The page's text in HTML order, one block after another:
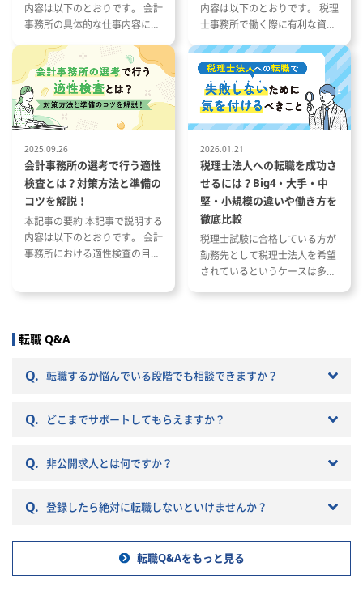
内容は以下のとおりです。 会計
事務所の具体的な仕事内容につ
繁忙期について 会計事務所で働
く際に役立つ資格や経験につい
て
内容は以下のとおりです。 税理
士事務所で働く際に有利な資格
内容と資格が与える影響 資格や
スキルを活かした税理士事務所
への転職成功事例
2025.09.26
会計事務所の選考で行う適性
検査とは？対策方法と準備の
コツを解説！
本記事の要約 本記事で説明する
内容は以下のとおりです。 会計
事務所における適性検査の目的
2026.01.21
税理士法人への転職を成功さ
せるには？Big4・大手・中
堅・小規模の違いや働き方を
徹底比較
税理士試験に合格している方が
勤務先として税理士法人を希望
されているというケースは多い
ャリアプランに応じて自分に合
った税理士法人を選ぶことが非
税理士法人を選ぶとこんな筈で
税理士法人の特徴や税理士法人
さい。
転職 Q&A
Q. 転職するか悩んでいる段階でも相談できますか？
Q. どこまでサポートしてもらえますか？
Q. 非公開求人とは何ですか？
Q. 登録したら絶対に転職しないといけませんか？
転職Q&Aをもっと見る